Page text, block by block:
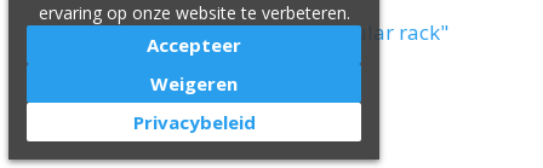
Moduleerbare tablet "Modular rack"
IN WINKELWAGEN
ervaring op onze website te verbeteren.
Accepteer
Weigeren
Privacybeleid